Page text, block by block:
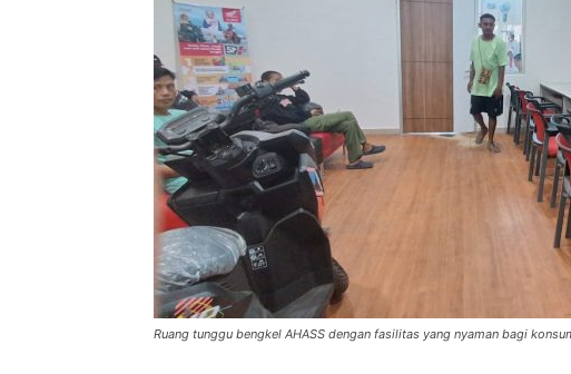
Ruang tunggu bengkel AHASS dengan fasilitas yang nyaman bagi